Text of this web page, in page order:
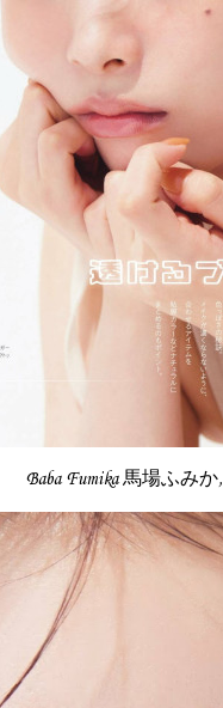
Baba Fumika 馬場ふみか